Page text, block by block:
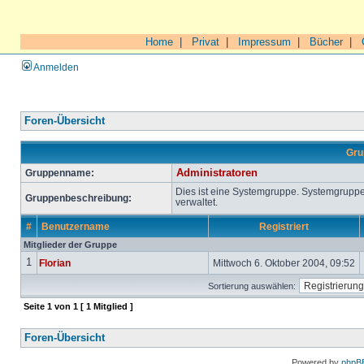
Home Privat Impressum Bücher|
Anmelden
Foren-Übersicht
Gruppenname:
Administratoren
Gruppenbeschreibung:
Dies ist eine Systemgruppe.
verwaltet.
# Benutzername Registriert
Mitglieder der Gruppe
1 Florian Mittwoch 6. Oktober 2004, 09:52
Sortierung auswählen:
Seite 1 von 1 [ 1 Mitglied ]
Foren-Übersicht